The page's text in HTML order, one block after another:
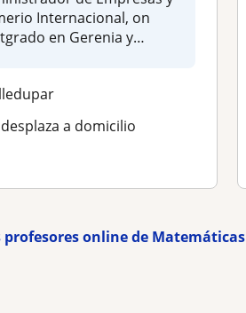
Internacional, on
en Gerenia y
desplaza a domicilio
profesores online de Matemáticas